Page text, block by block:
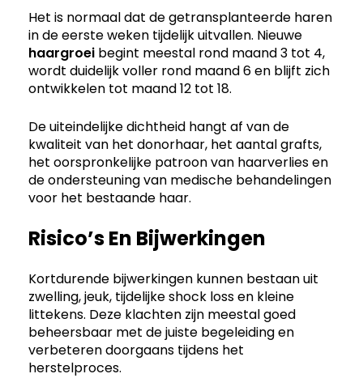
Het is normaal dat de getransplanteerde haren
in de eerste weken tijdelijk uitvallen. Nieuwe
haargroei begint meestal rond maand 3 tot 4,
wordt duidelijk voller rond maand 6 en blijft zich
ontwikkelen tot maand 12 tot 18.
De uiteindelijke dichtheid hangt af van de
kwaliteit van het donorhaar, het aantal grafts,
het oorspronkelijke patroon van haarverlies en
de ondersteuning van medische behandelingen
voor het bestaande haar.
Risico’s En Bijwerkingen
Kortdurende bijwerkingen kunnen bestaan uit
zwelling, jeuk, tijdelijke shock loss en kleine
littekens. Deze klachten zijn meestal goed
beheersbaar met de juiste begeleiding en
verbeteren doorgaans tijdens het
herstelproces.